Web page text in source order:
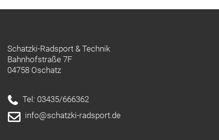
Schatzki-Radsport & Technik
Bahnhofstraße 7F
04758 Oschatz
Tel: 03435/666362
info@schatzki-radsport.de